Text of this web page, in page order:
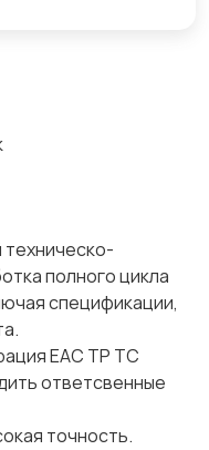
полного цикла
спецификации,
EAC ТР ТС
ответсвенные
точность.